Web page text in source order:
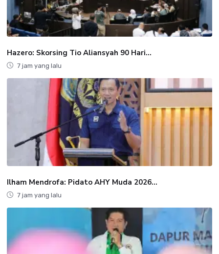
Hazero: Skorsing Tio Aliansyah 90 Hari...
7 jam yang lalu
Ilham Mendrofa: Pidato AHY Muda 2026...
7 jam yang lalu